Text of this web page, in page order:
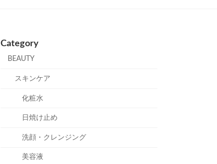
Category
BEAUTY
スキンケア
化粧水
日焼け止め
洗顔・クレンジング
美容液